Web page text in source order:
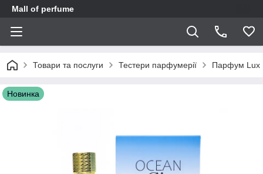
Mall of perfume
Товари та послуги Тестери парфумерії Парфум Lux
Новинка